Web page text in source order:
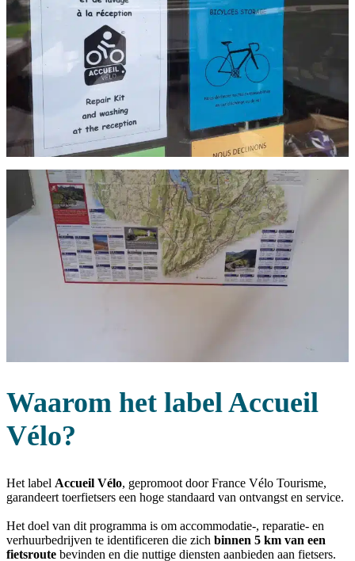
Waarom het label Accueil
Vélo?
Het label Accueil Vélo, gepromoot door France Vélo Tourisme,
garandeert toerfietsers een hoge standaard van ontvangst en service.
Het doel van dit programma is om accommodatie-, reparatie- en
verhuurbedrijven te identificeren die zich binnen 5 km van een
fietsroute bevinden en die nuttige diensten aanbieden aan fietsers.